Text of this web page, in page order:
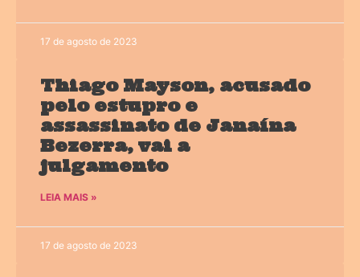
17 de agosto de 2023
Thiago Mayson, acusado
pelo estupro e
assassinato de Janaína
Bezerra, vai a
julgamento
LEIA MAIS »
17 de agosto de 2023